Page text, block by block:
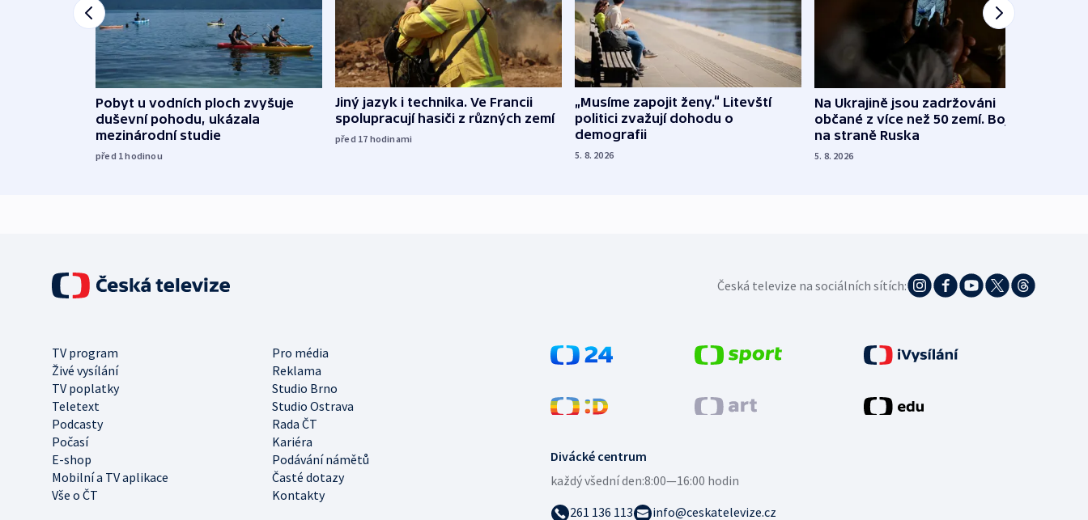
Pobyt u vodních ploch zvyšuje
duševní pohodu, ukázala
mezinárodní studie
před 1hodinou
Jiný jazyk i technika. Ve Francii
spolupracují hasiči z různých zemí
před 17 hodinami
„Musíme zapojit ženy.“ Litevští
politici zvažují dohodu o
demografii
5. 8. 2026
Na Ukrajině jsou zadržováni
občané z více než 50 zemí. Bojovali
na straně Ruska
5. 8. 2026
Česká televize na sociálních sítích:
TV program
Pro média
Živé vysílání
Reklama
TV poplatky
Studio Brno
Teletext
Studio Ostrava
Podcasty
Rada ČT
Počasí
Kariéra
E-shop
Podávání námětů
Mobilní a TV aplikace
Časté dotazy
Vše o ČT
Kontakty
Divácké centrum
každý všední den:8:00—16:00 hodin
261 136 113
info@ceskatelevize.cz